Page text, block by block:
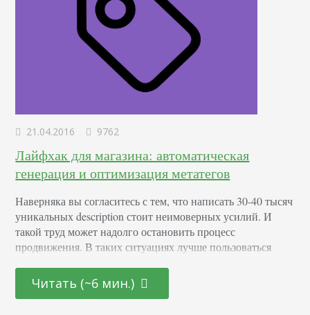
21.04.2016 9762
Лайфхак для магазина: автоматическая
генерация и оптимизация метатегов
Наверняка вы согласитесь с тем, что написать 30-40 тысяч
уникальных description стоит неимоверных усилий. И
такой труд может надолго остановить процесс
продвижения. В таких ситуациях лучше пользоваться
автоматическую генерацию метатегов максимально
качественно. Автоматическая оптимизация сайта очень
Читать (~6 мин.)